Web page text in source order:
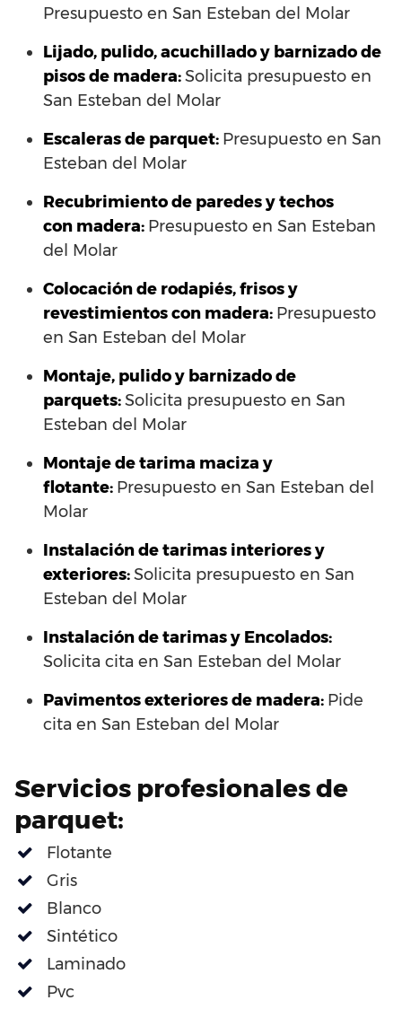
Presupuesto en San Esteban del Molar
Lijado, pulido, acuchillado y barnizado de
pisos de madera:Solicita presupuesto en
San Esteban del Molar
Escaleras de parquet: Presupuesto en San
Esteban del Molar
Recubrimiento de paredes y techos
con madera: Presupuesto en San Esteban
del Molar
Colocación de rodapiés, frisos y
revestimientos con madera: Presupuesto
en San Esteban del Molar
Montaje, pulido y barnizado de
parquets:Solicita presupuesto en San
Esteban del Molar
Montaje de tarima maciza y
flotante: Presupuesto en San Esteban del
Molar
Instalación de tarimas interiores y
exteriores:Solicita presupuesto en San
Esteban del Molar
Instalación de tarimas y Encolados:
Solicita cita en San Esteban del Molar
Pavimentos exteriores de madera: Pide
cita en San Esteban del Molar
Servicios profesionales de
parquet:
Flotante
Gris
Blanco
Sintético
Laminado
Pvc